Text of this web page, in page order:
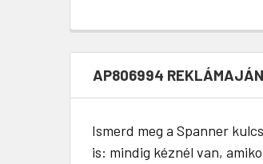
AP806994
Ismerd meg a Spanner
is: mindig kéznél van,